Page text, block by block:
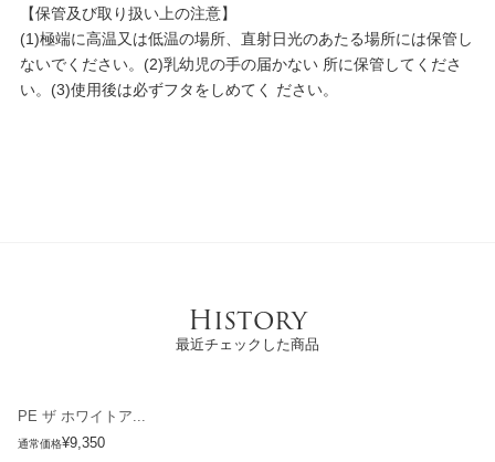
【保管及び取り扱い上の注意】
(1)極端に高温又は低温の場所、直射日光のあたる場所には保管し
ないでください。(2)乳幼児の手の届かない 所に保管してくださ
い。(3)使用後は必ずフタをしめてく ださい。
History
最近チェックした商品
PE ザ ホワイトア...
通常価格¥9,350